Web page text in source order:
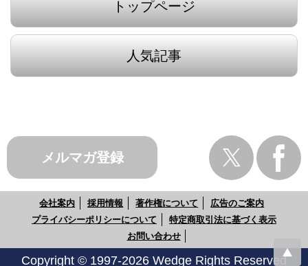
トップページ
人気記事
メルマガ登録
会社案内 採用情報 著作権について
広告のご案内
プライバシーポリシーについて
特定商取引法に基づく表示
お問い合わせ
Copyright © 1997-2026 Wedge Rights Reserved